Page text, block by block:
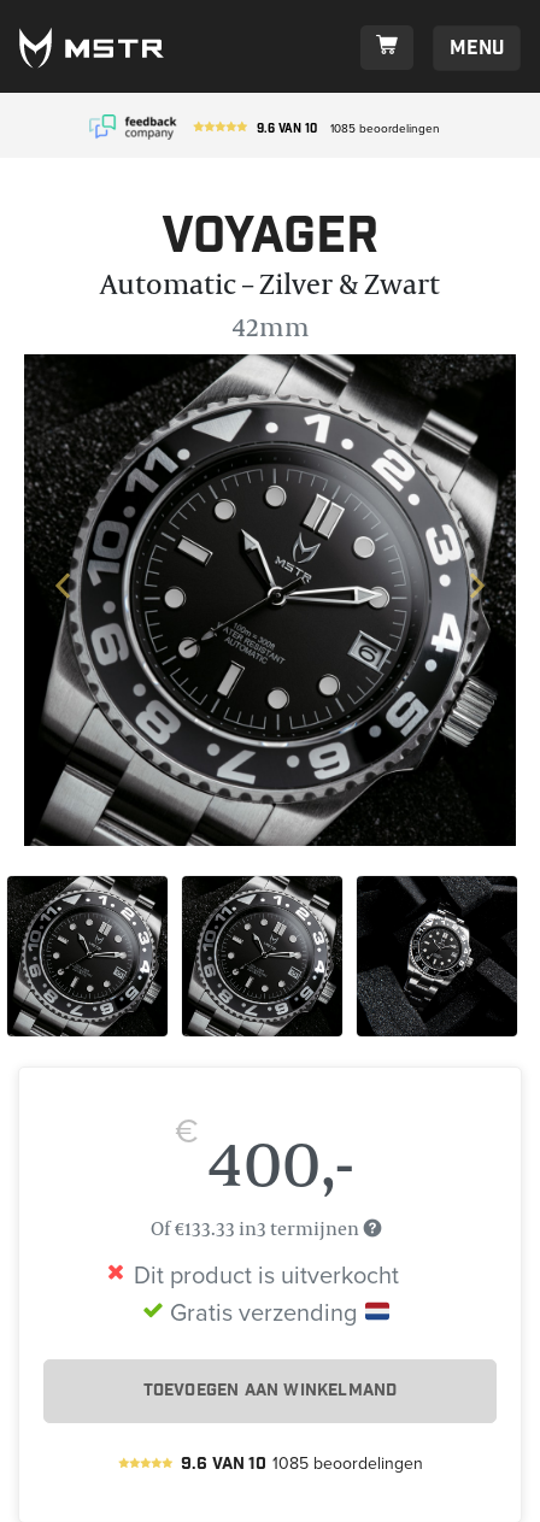
9.6 van 10 1085 beoordelingen
Menu
Voyager
Automatic – Zilver & Zwart
42mm
€ 400,-
Of €133.33 in3 termijnen
Dit product is uitverkocht
Gratis verzending
TOEVOEGEN AAN WINKELMAND
9.6 van 10 1085 beoordelingen